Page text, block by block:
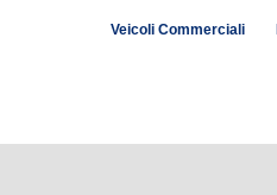
Veicoli Commerciali